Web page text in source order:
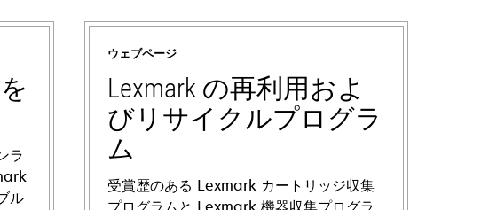
ラ
ル
ウェブページ
Lexmark の再利用およ
びリサイクルプログラ
ム
受賞歴のある Lexmark カートリッジ収集